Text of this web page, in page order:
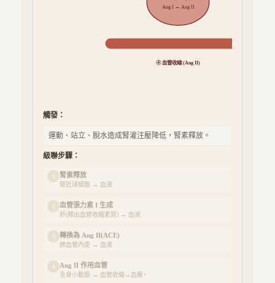
Ang I → Ang II
④ 血管收縮 (Ang II)
觸發：
運動、站立、脫水造成腎灌注壓降低，腎素釋放。
級聯步驟：
1 腎素釋放
腎近球細胞 → 血液
2 血管張力素 I 生成
肝(釋出血管收縮素原) → 血液
3 轉換為 Ang II(ACE)
肺血管內皮 → 血液
4 Ang II 作用血管
全身小動脈 → 血管收縮→血壓↑